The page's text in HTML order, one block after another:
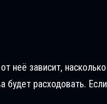
неё зависит, насколько
будет расходовать. Если